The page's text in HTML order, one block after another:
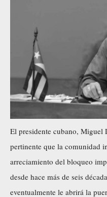
El presidente cubano, Miguel
pertinente que la comunidad
arreciamiento del bloqueo
desde hace más de seis
eventualmente le abrirá la